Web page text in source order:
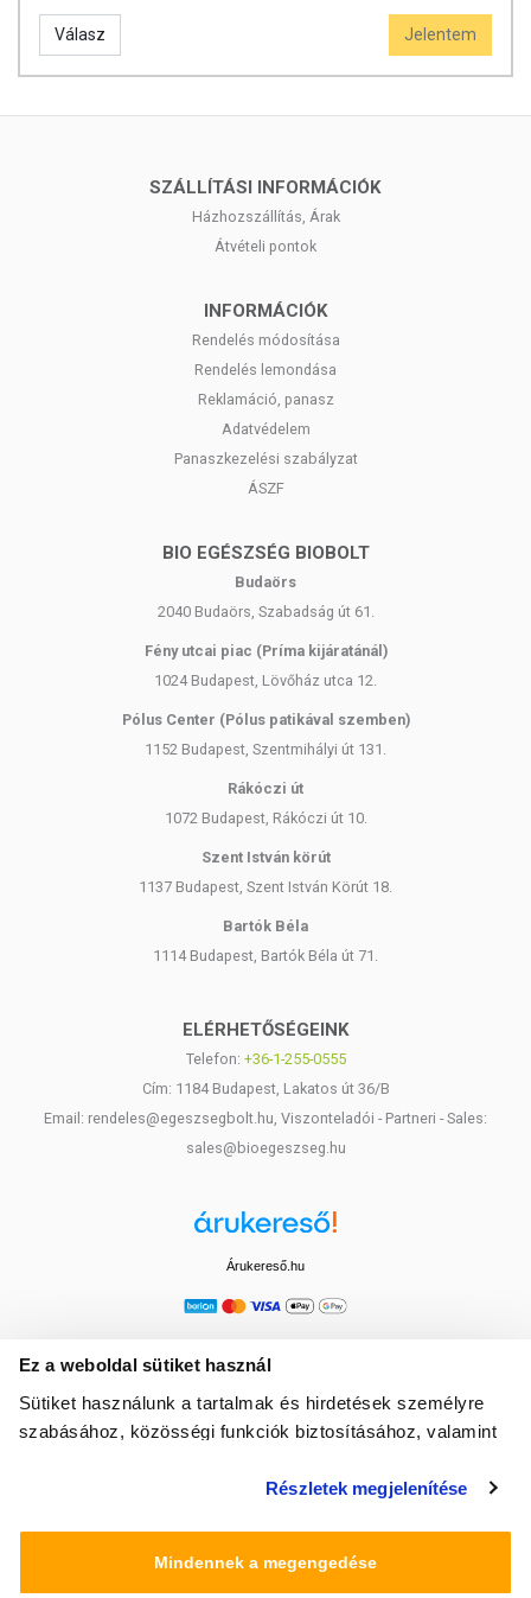
Ez a weboldal sütiket használ
Sütiket használunk a tartalmak és hirdetések személyre
szabásához, közösségi funkciók biztosításához, valamint
média-, hirdető- és elemező partnereinkkel megosztjuk az
amelyeket Ön adott meg számukra vagy az Ön által
Részletek megjelenítése
Mindennek a megengedése
Válasz Jelentem
SZÁLLÍTÁSI INFORMÁCIÓK
Házhozszállítás, Árak
Átvételi pontok
INFORMÁCIÓK
Rendelés módosítása
Rendelés lemondása
Reklamáció, panasz
Adatvédelem
Panaszkezelési szabályzat
ÁSZF
BIO EGÉSZSÉG BIOBOLT
Budaörs
2040 Budaörs, Szabadság út 61.
Fény utcai piac (Príma kijáratánál)
1024 Budapest, Lövőház utca 12.
Pólus Center (Pólus patikával szemben)
1152 Budapest, Szentmihályi út 131.
Rákóczi út
1072 Budapest, Rákóczi út 10.
Szent István körút
1137 Budapest, Szent István Körút 18.
Bartók Béla
1114 Budapest, Bartók Béla út 71.
ELÉRHETŐSÉGEINK
Telefon: +36-1-255-0555
Cím: 1184 Budapest, Lakatos út 36/B
Email: rendeles@egeszsegbolt.hu, Viszonteladói - Partneri - Sales:
sales@bioegeszseg.hu
Árukereső.hu